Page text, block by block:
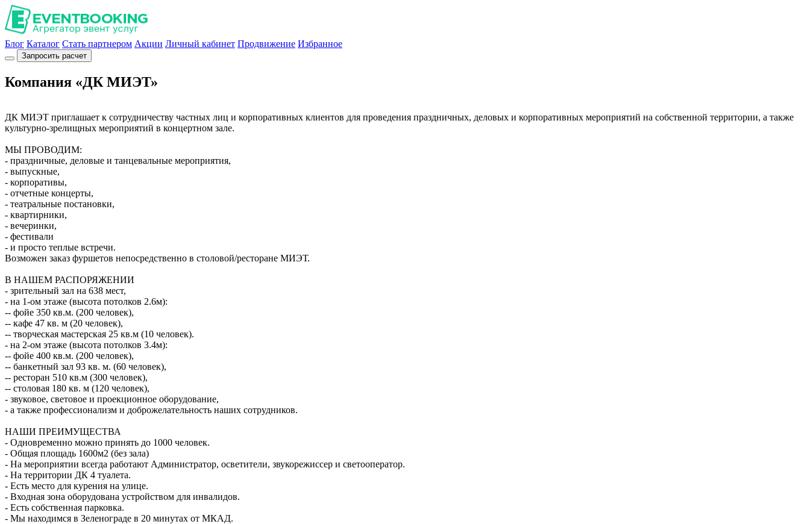
Блог Каталог Стать партнером Акции Личный кабинет Продвижение Избранное
Запросить расчет
Компания «ДК МИЭТ»
ДК МИЭТ приглашает к сотрудничеству частных лиц и корпоративных клиентов для проведения праздничных, деловых и корпоративных мероприятий на собственной территории, а также
культурно-зрелищных мероприятий в концертном зале.
МЫ ПРОВОДИМ:
- праздничные, деловые и танцевальные мероприятия,
- выпускные,
- корпоративы,
- отчетные концерты,
- театральные постановки,
- квартирники,
- вечеринки,
- фестивали
- и просто теплые встречи.
Возможен заказ фуршетов непосредственно в столовой/ресторане МИЭТ.
В НАШЕМ РАСПОРЯЖЕНИИ
- зрительный зал на 638 мест,
- на 1-ом этаже (высота потолков 2.6м):
-- фойе 350 кв.м. (200 человек),
-- кафе 47 кв. м (20 человек),
-- творческая мастерская 25 кв.м (10 человек).
- на 2-ом этаже (высота потолков 3.4м):
-- фойе 400 кв.м. (200 человек),
-- банкетный зал 93 кв. м. (60 человек),
-- ресторан 510 кв.м (300 человек),
-- столовая 180 кв. м (120 человек),
- звуковое, световое и проекционное оборудование,
- а также профессионализм и доброжелательность наших сотрудников.
НАШИ ПРЕИМУЩЕСТВА
- Одновременно можно принять до 1000 человек.
- Общая площадь 1600м2 (без зала)
- На мероприятии всегда работают Администратор, осветители, звукорежиссер и светооператор.
- На территории ДК 4 туалета.
- Есть место для курения на улице.
- Входная зона оборудована устройством для инвалидов.
- Есть собственная парковка.
- Мы находимся в Зеленограде в 20 минутах от МКАД.